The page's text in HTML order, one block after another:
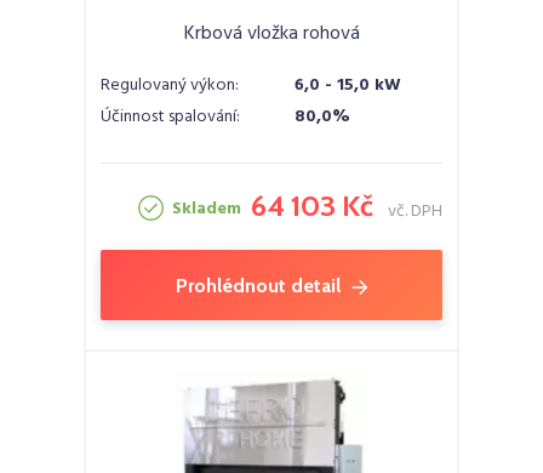
Krbová vložka rohová
Regulovaný výkon:
6,0 - 15,0 kW
Účinnost spalování:
80,0%
Skladem 64 103 Kč vč. DPH
Prohlédnout detail